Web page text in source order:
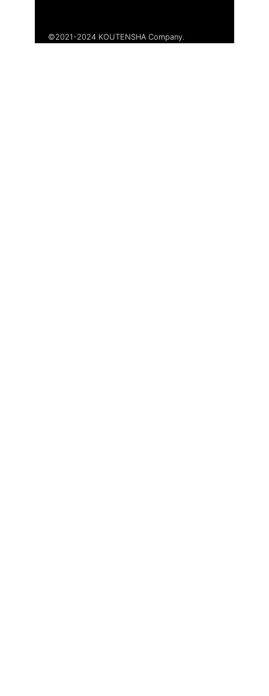
©︎2021-2024 KOUTENSHA Company.